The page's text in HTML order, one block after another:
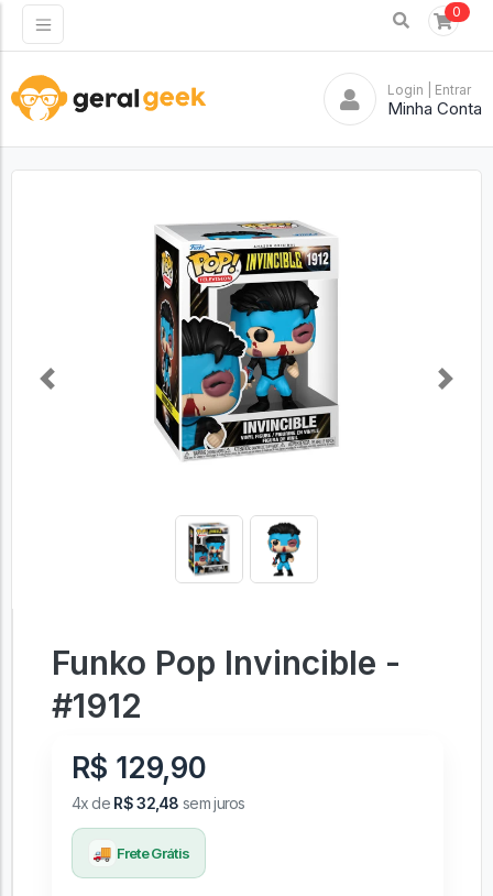
0
Login | Entrar
Minha Conta
Previous Next
Funko Pop Invincible -
#1912
R$ 129,90
4x de R$ 32,48 sem juros
🚚 Frete Grátis